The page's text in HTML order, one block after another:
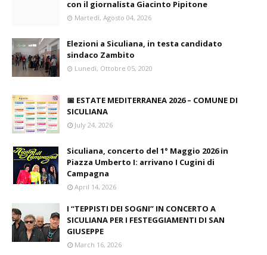
con il giornalista Giacinto Pipitone
Martedì, Agosto 04, 2026
Elezioni a Siculiana, in testa candidato
sindaco Zambito
Lunedì, Ottobre 05, 2020
📅 ESTATE MEDITERRANEA 2026 – COMUNE DI
SICULIANA
July 24, 2026
Siculiana, concerto del 1° Maggio 2026 in
Piazza Umberto I: arrivano I Cugini di
Campagna
April 14, 2026
I “TEPPISTI DEI SOGNI” IN CONCERTO A
SICULIANA PER I FESTEGGIAMENTI DI SAN
GIUSEPPE
March 16, 2026